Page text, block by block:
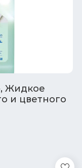
Жидкое
и цветного